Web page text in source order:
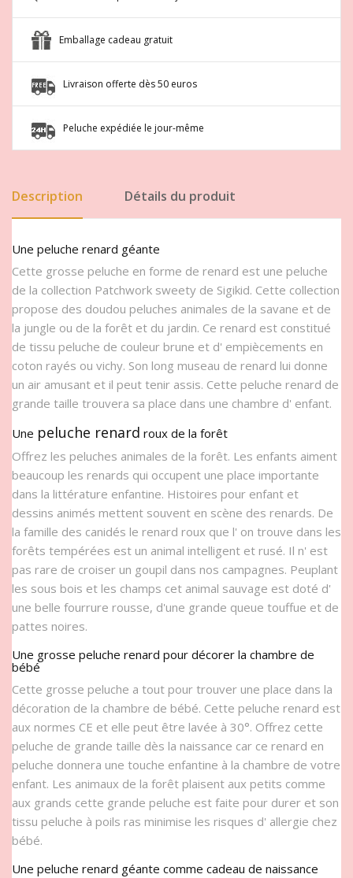
Emballage cadeau gratuit
Livraison offerte dès 50 euros
Peluche expédiée le jour-même
Description Détails du produit
Une peluche renard géante
Cette grosse peluche en forme de renard est une peluche
de la collection Patchwork sweety de Sigikid. Cette collection
propose des doudou peluches animales de la savane et de
la jungle ou de la forêt et du jardin. Ce renard est constitué
de tissu peluche de couleur brune et d' empiècements en
coton rayés ou vichy. Son long museau de renard lui donne
un air amusant et il peut tenir assis. Cette peluche renard de
grande taille trouvera sa place dans une chambre d' enfant.
Une peluche renard roux de la forêt
Offrez les peluches animales de la forêt. Les enfants aiment
beaucoup les renards qui occupent une place importante
dans la littérature enfantine. Histoires pour enfant et
dessins animés mettent souvent en scène des renards. De
la famille des canidés le renard roux que l' on trouve dans les
forêts tempérées est un animal intelligent et rusé. Il n' est
pas rare de croiser un goupil dans nos campagnes. Peuplant
les sous bois et les champs cet animal sauvage est doté d'
une belle fourrure rousse, d'une grande queue touffue et de
pattes noires.
Une grosse peluche renard pour décorer la chambre de
bébé
Cette grosse peluche a tout pour trouver une place dans la
décoration de la chambre de bébé. Cette peluche renard est
aux normes CE et elle peut être lavée à 30°. Offrez cette
peluche de grande taille dès la naissance car ce renard en
peluche donnera une touche enfantine à la chambre de votre
enfant. Les animaux de la forêt plaisent aux petits comme
aux grands cette grande peluche est faite pour durer et son
tissu peluche à poils ras minimise les risques d' allergie chez
bébé.
Une peluche renard géante comme cadeau de naissance